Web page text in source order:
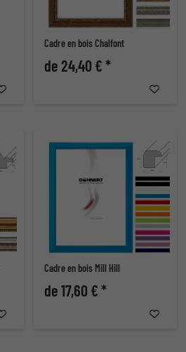
Cadre en bois Chalfont
de 24,40 € *
Cadre en bois Mill Hill
de 17,60 € *